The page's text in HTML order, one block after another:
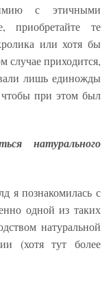
с этичными
приобретайте те
или хотя бы
случае приходится,
лишь единожды
при этом был
натурального
я познакомилась с
одной из таких
натуральной
(хотя тут более